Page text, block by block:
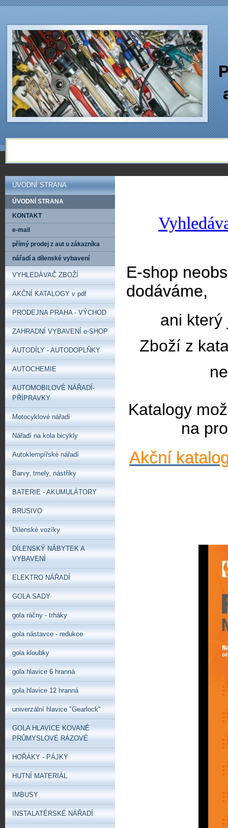
E-shop
dodáváme,
ani který
Zboží z
Katalogy
na
Akční
ÚVODNÍ STRANA
ÚVODNÍ STRANA
KONTAKT
e-mail
přímý prodej z aut u zákazníka
nářadí a dílenské vybavení
VYHLEDÁVAČ ZBOŽÍ
AKČNÍ KATALOGY v pdf
PRODEJNA PRAHA - VÝCHOD
ZAHRADNÍ VYBAVENÍ e-SHOP
AUTODÍLY - AUTODOPLŇKY
AUTOCHEMIE
AUTOMOBILOVÉ NÁŘADÍ-
PŘÍPRAVKY
Motocyklové nářadí
Nářadí na kola bicykly
Autoklempířské nářadí
Barvy‚ tmely‚ nástřiky
BATERIE - AKUMULÁTORY
BRUSIVO
Dílenské vozíky
DÍLENSKÝ NÁBYTEK A
VYBAVENÍ
ELEKTRO NÁŘADÍ
GOLA SADY
gola ráčny - trháky
gola nástavce - redukce
gola kloubky
gola hlavice 6 hranná
gola hlavice 12 hranná
univerzální hlavice "Gearlock"
GOLA HLAVICE KOVANÉ
PRŮMYSLOVÉ RÁZOVÉ
HOŘÁKY - PÁJKY
HUTNÍ MATERIÁL
IMBUSY
INSTALATÉRSKÉ NÁŘADÍ